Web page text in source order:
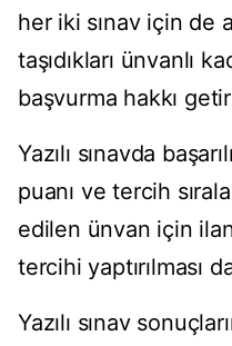
her iki sınav için de
taşıdıkları ünvanlı
başvurma hakkı
Yazılı sınavda
puanı ve tercih
edilen ünvan için
tercihi yaptırılması
Yazılı sınav